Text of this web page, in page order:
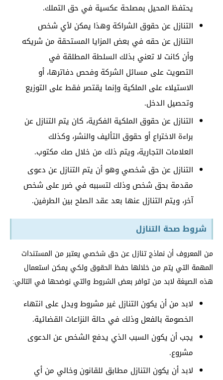
يحتفظ المحيل بمصلحة عكسية في حق التملك.
التنازل عن حقوق الشراكة وهذا يمكن لأي شخص
التنازل عن حقه في بعض المزايا المستحقة من شريكه
وأن كانت لا تعني بذلك السلطة المطلقة في
التصويت على مسائل الشركة وفحص دفاترها، أو
الاستيلاء على الملكية وإنما يقتصر فقط على التوزيع
وتحصيل الدخل.
التنازل عن حقوق الملكية الفكرية، كان يتم التنازل عن
براءة الاختراع أو حقوق التأليف والنشر، وكذلك
العلامات التجارية، ويتم ذلك من خلال صك مكتوب.
التنازل عن حق شخصي وهو أن يتم التنازل عن دعوى
مقدمة بحق شخص وذلك لتسببه في ضرر على شخص
آخر، ويتم التنازل عنها بعد عقد الصلح بين الطرفين.
شروط صحة التنازل
من المعروف أن نماذج تنازل عن حق شخصي يعتبر من المستندات
المهمة التي يتم من خلالها حفظ الحقوق ولكي يمكن استعمال
هذه الصيغة لابد من توافر بعض الشروط والتي نوضحها في التالي:
لابد من أن يكون التنازل غير مشروط ويدل على انتهاء
الخصومة بالفعل وذلك في حالة النزاعات القضائية.
يجب أن يكون السبب الذي يدفع الشخص عن الدعوى
مشروع.
لابد أن يكون التنازل مطابق للقانون وخالي من أي